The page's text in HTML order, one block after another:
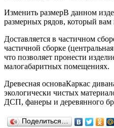
Изменить размерВ данном
размерных рядов, который
Доставляется в частичном
частичной сборке
что позволяет пронести
малогабаритных помещениях.
Древесная основаКаркас
экологически чистых
ДСП, фанеры и деревянного
Поделиться…